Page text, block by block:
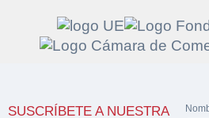
SUSCRÍBETE A NUESTRA
Hacer